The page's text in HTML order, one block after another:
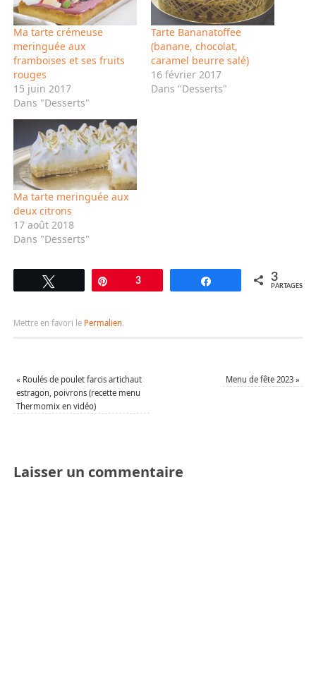
Ma tarte crémeuse
meringuée aux
framboises et ses fruits
rouges
15 juin 2017
Dans "Desserts"
Tarte Bananatoffee
(banane, chocolat,
caramel beurre salé)
16 février 2017
Dans "Desserts"
Ma tarte meringuée aux
deux citrons
17 août 2018
Dans "Desserts"
Tweetez Épingle
3 Partagez 3
PARTAGES
Mettre en favori le Permalien.
« Roulés de poulet farcis artichaut
estragon, poivrons (recette menu
Thermomix en vidéo)
Menu de fête 2023»
Laisser un commentaire